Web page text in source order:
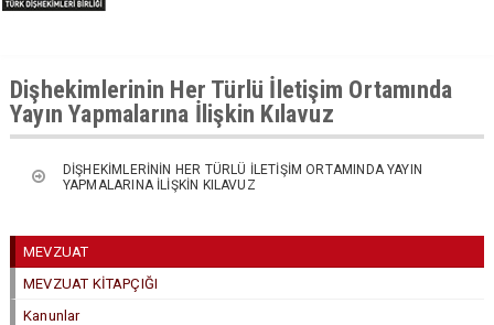
Dişhekimlerinin Her Türlü İletişim Ortamında
Yayın Yapmalarına İlişkin Kılavuz
DİŞHEKİMLERİNİN HER TÜRLÜ İLETİŞİM ORTAMINDA YAYIN
YAPMALARINA İLİŞKİN KILAVUZ
MEVZUAT
MEVZUAT KİTAPÇIĞI
Kanunlar